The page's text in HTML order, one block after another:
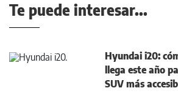
Te puede interesar...
Hyundai i20:
llega este año
SUV más